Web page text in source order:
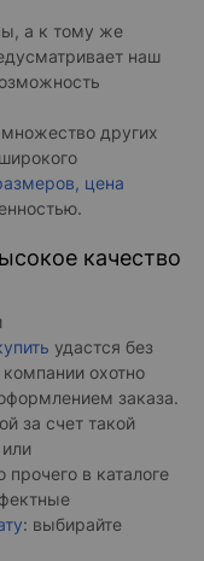
а к тому же
наш
других
цена
качество
удастся без
охотно
заказа.
за счет такой
или
в каталоге
: выбирайте